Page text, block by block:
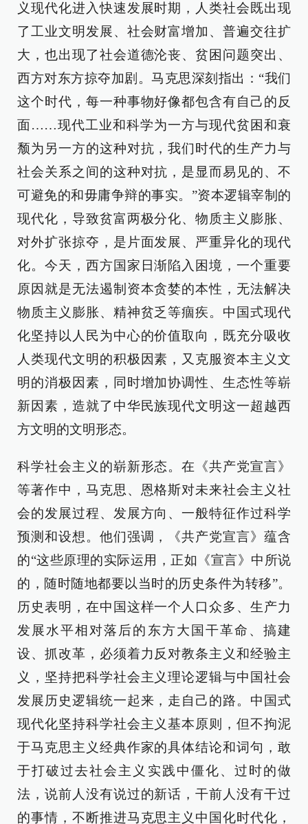
义现代化进入快速发展时期，人类社会既出现
了工业文明发展、社会财富增加、普遍交往扩
大，也出现了社会道德沦丧、贫困问题突出、
西方对东方掠夺加剧。马克思深刻指出：“我们
这个时代，每一种事物好像都包含有自己的反
面……现代工业和科学为一方与现代贫困和衰
颓为另一方的这种对抗，我们时代的生产力与
社会关系之间的这种对抗，是显而易见的、不
可避免的和毋庸争辩的事实。”资本逻辑宰制的
现代化，导致贫富两极分化、物质主义膨胀、
对外扩张掠夺，是片面发展、严重异化的现代
化。今天，西方国家日渐陷入困境，一个重要
原因就是无法遏制资本贪婪的本性，无法解决
物质主义膨胀、精神贫乏等痼疾。中国式现代
化坚持以人民为中心的价值取向，既充分吸收
人类现代文明的积极因素，又克服资本主义文
明的消极因素，同时增加协调性、生态性等崭
新因素，造就了中华民族现代文明这一超越西
方文明的文明形态。
科学社会主义的崭新形态。在《共产党宣言》
等著作中，马克思、恩格斯对未来社会主义社
会的发展过程、发展方向、一般特征作过科学
预测和设想。他们强调，《共产党宣言》蕴含
的“这些原理的实际运用，正如《宣言》中所说
的，随时随地都要以当时的历史条件为转移”。
历史表明，在中国这样一个人口众多、生产力
发展水平相对落后的东方大国干革命、搞建
设、抓改革，必须着力反对教条主义和经验主
义，坚持把科学社会主义理论逻辑与中国社会
发展历史逻辑统一起来，走自己的路。中国式
现代化坚持科学社会主义基本原则，但不拘泥
于马克思主义经典作家的具体结论和词句，敢
于打破过去社会主义实践中僵化、过时的做
法，说前人没有说过的新话，干前人没有干过
的事情，不断推进马克思主义中国化时代化，